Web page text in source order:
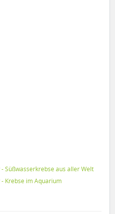
Süßwasserkrebse aus aller Welt
Krebse im Aquarium